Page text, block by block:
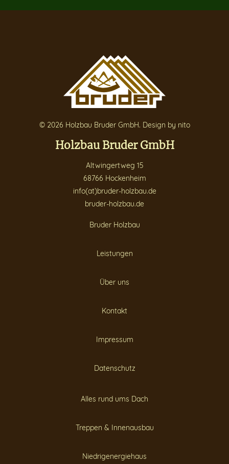
© 2026 Holzbau Bruder GmbH. Design by nito
Holzbau Bruder GmbH
Altwingertweg 15
68766 Hockenheim
info(at)bruder-holzbau.de
bruder-holzbau.de
Bruder Holzbau
Leistungen
Über uns
Kontakt
Impressum
Datenschutz
Alles rund ums Dach
Treppen & Innenausbau
Niedrigenergiehaus